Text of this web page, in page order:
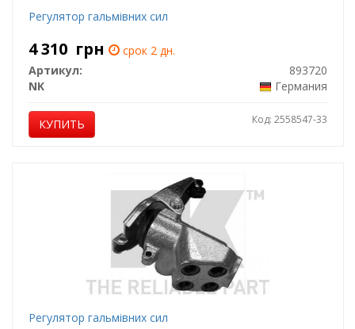
Регулятор гальмівних сил
4 310 грн
срок 2 дн.
Артикул:
893720
NK
Германия
КУПИТЬ Код: 2558547-33
Регулятор гальмівних сил